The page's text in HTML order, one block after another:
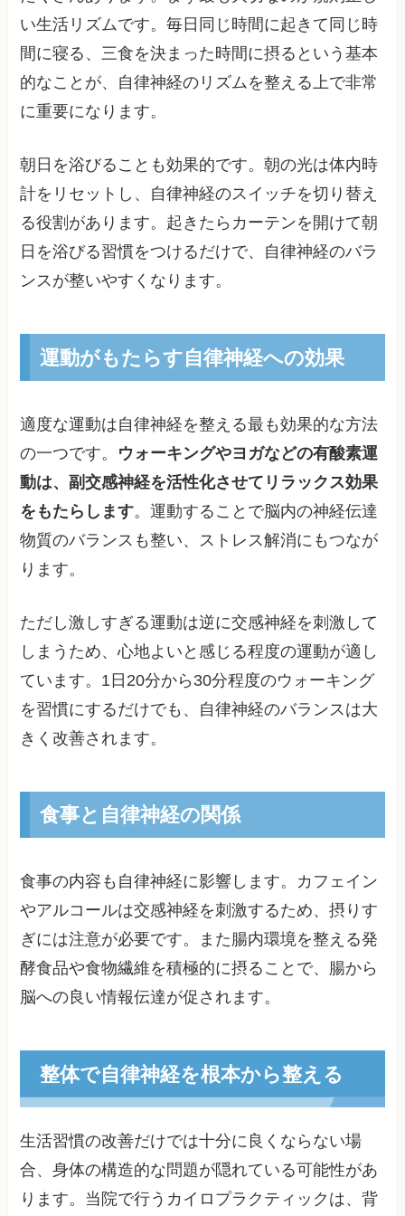
い生活リズムです。毎日同じ時間に起きて同じ時
間に寝る、三食を決まった時間に摂るという基本
的なことが、自律神経のリズムを整える上で非常
に重要になります。
朝日を浴びることも効果的です。朝の光は体内時
計をリセットし、自律神経のスイッチを切り替え
る役割があります。起きたらカーテンを開けて朝
日を浴びる習慣をつけるだけで、自律神経のバラ
ンスが整いやすくなります。
運動がもたらす自律神経への効果
適度な運動は自律神経を整える最も効果的な方法
の一つです。 ウォーキングやヨガなどの有酸素運
動は、副交感神経を活性化させてリラックス効果
をもたらします。運動することで脳内の神経伝達
物質のバランスも整い、ストレス解消にもつなが
ります。
ただし激しすぎる運動は逆に交感神経を刺激して
しまうため、心地よいと感じる程度の運動が適し
ています。1日20分から30分程度のウォーキング
を習慣にするだけでも、自律神経のバランスは大
きく改善されます。
食事と自律神経の関係
食事の内容も自律神経に影響します。カフェイン
やアルコールは交感神経を刺激するため、摂りす
ぎには注意が必要です。また腸内環境を整える発
酵食品や食物繊維を積極的に摂ることで、腸から
脳への良い情報伝達が促されます。
整体で自律神経を根本から整える
生活習慣の改善だけでは十分に良くならない場
合、身体の構造的な問題が隠れている可能性があ
ります。当院で行うカイロプラクティックは、背